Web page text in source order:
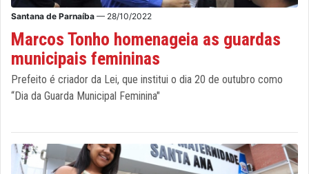
Santana de Parnaíba — 28/10/2022
Marcos Tonho homenageia as guardas
municipais femininas
Prefeito é criador da Lei, que institui o dia 20 de outubro como
“Dia da Guarda Municipal Feminina"